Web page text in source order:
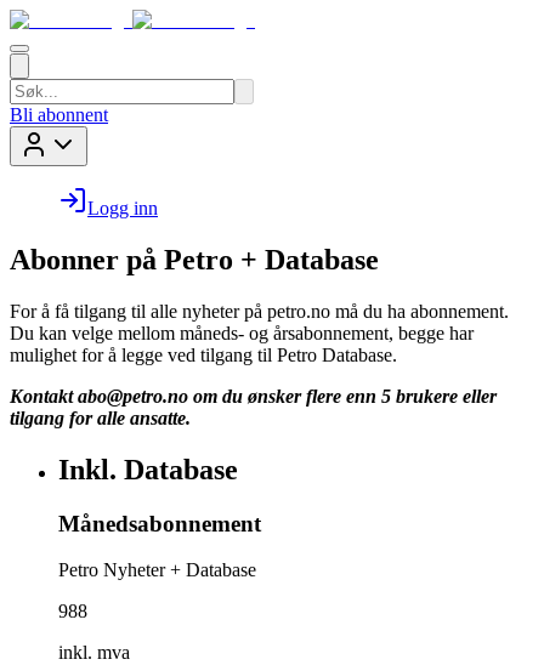
Bli abonnent
Logg inn
Abonner på Petro + Database
For å få tilgang til alle nyheter på petro.no må du ha abonnement.
Du kan velge mellom måneds- og årsabonnement, begge har
mulighet for å legge ved tilgang til Petro Database.
Kontakt abo@petro.no om du ønsker flere enn 5 brukere eller
tilgang for alle ansatte.
Inkl. Database
Månedsabonnement
Petro Nyheter + Database
988
inkl. mva